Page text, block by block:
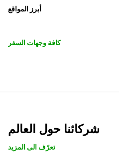
أبرز المواقع
كافة وجهات السفر
شركائنا حول العالم
تعرّف الى المزيد